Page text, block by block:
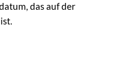
das auf der